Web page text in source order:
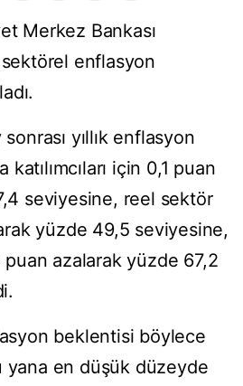
Merkez Bankası
enflasyon
yıllık enflasyon
için 0,1 puan
seviyesine, reel sektör
yüzde 49,5 seviyesine,
azalarak yüzde 67,2
beklentisi böylece
en düşük düzeyde